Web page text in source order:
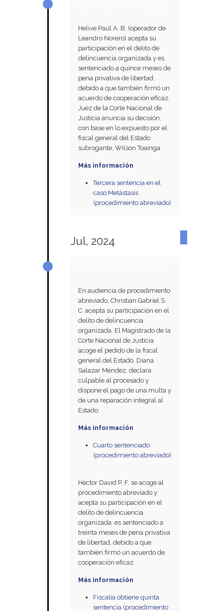
Helive Paúl A. B. (operador de
Leandro Norero) acepta su
participación en el delito de
delincuencia organizada y es
sentenciado a quince meses de
pena privativa de libertad,
debido a que también firmó un
acuerdo de cooperación eficaz.
Juez de la Corte Nacional de
Justicia anuncia su decisión,
con base en lo expuesto por el
fiscal general del Estado
subrogante, Wilson Toainga.
Más información
Tercera sentencia en el
caso Metástasis
(procedimiento abreviado)
Jul, 2024
En audiencia de procedimiento
abreviado, Christian Gabriel S.
C. acepta su participación en el
delito de delincuencia
organizada. El Magistrado de la
Corte Nacional de Justicia
acoge el pedido de la fiscal
general del Estado, Diana
Salazar Méndez, declara
culpable al procesado y
dispone el pago de una multa y
de una reparación integral al
Estado.
Más información
Cuarto sentenciado
(procedimiento abreviado)
Héctor David P. F. se acoge al
procedimiento abreviado y
acepta su participación en el
delito de delincuencia
organizada: es sentenciado a
treinta meses de pena privativa
de libertad, debido a que
también firmó un acuerdo de
cooperación eficaz.
Más información
Fiscalía obtiene quinta
sentencia (procedimiento